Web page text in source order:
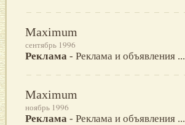
Maximum
сентябрь 1996
Реклама - Реклама и объявления ...
Maximum
ноябрь 1996
Реклама - Реклама и объявления ...